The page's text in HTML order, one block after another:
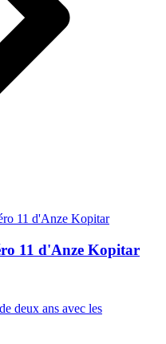
11 d'Anze Kopitar